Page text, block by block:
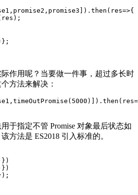
res=>{
作用呢？当要做一件事，超过多长时
方法来解决：
5000 )]).then( res
于指定不管 Promise 对象最后状态如
方法是 ES2018 引入标准的。